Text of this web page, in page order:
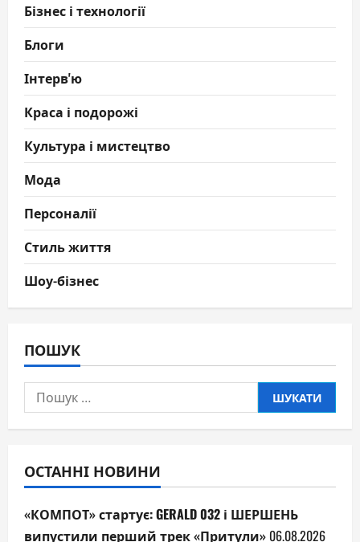
Бізнес і технології
Блоги
Інтерв'ю
Краса і подорожі
Культура і мистецтво
Мода
Персоналії
Стиль життя
Шоу-бізнес
ПОШУК
Пошук:
ОСТАННІ НОВИНИ
«КОМПОТ» стартує: GERALD 032 і ШЕРШЕНЬ
випустили перший трек «Притули» 06.08.2026